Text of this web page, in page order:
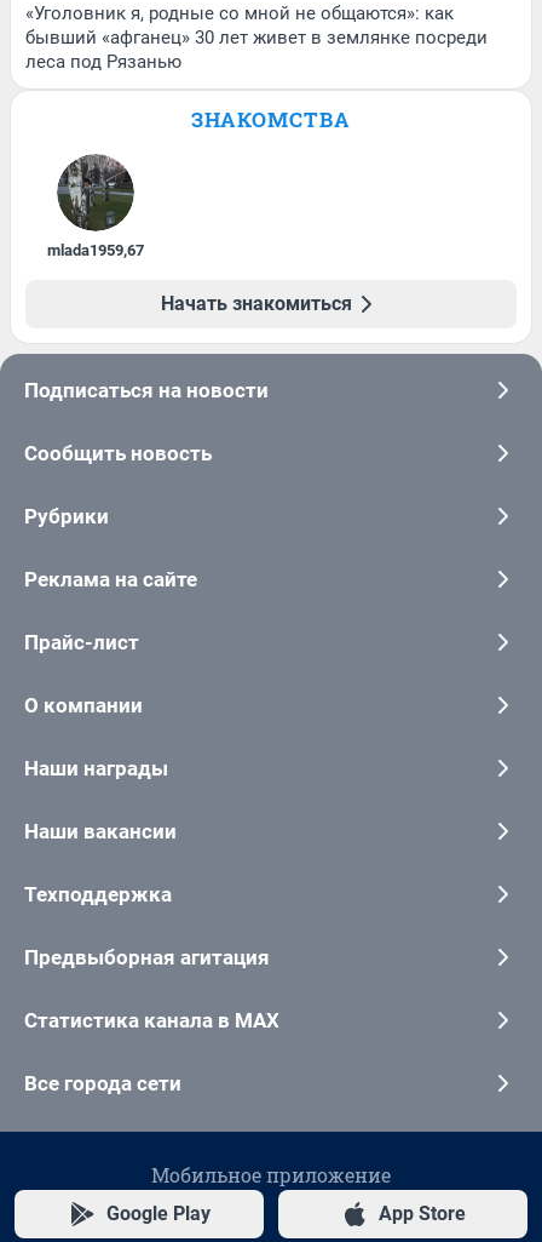
«Уголовник я, родные со мной не общаются»: как
бывший «афганец» 30 лет живет в землянке посреди
леса под Рязанью
ЗНАКОМСТВА
mlada1959,67
Начать знакомиться
Подписаться на новости
Сообщить новость
Рубрики
Реклама на сайте
Прайс-лист
О компании
Наши награды
Наши вакансии
Техподдержка
Предвыборная агитация
Статистика канала в MAX
Все города сети
Мобильное приложение
Google Play App Store